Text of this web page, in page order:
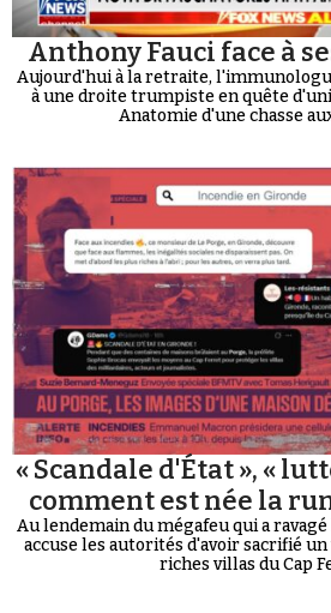
Anthony Fauci face à
Aujourd'hui à la retraite,
à une droite trumpiste en quête
Anatomie d'une chasse
« Scandale d'État », «
comment est née la
Au lendemain du mégafeu qui a
accuse les autorités d'avoir sacrifié
riches villas du Cap